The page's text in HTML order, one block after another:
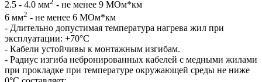
2.5 - 4.0 мм
- не менее 9 МОм*км
6 мм2 - не менее 6 МОм*км
- Длительно допустимая температура нагрева жил при
эксплуатации: +70°С
- Кабели устойчивы к монтажным изгибам.
- Радиус изгиба небронированных кабелей с медными жилами
при прокладке при температуре окружающей среды не ниже